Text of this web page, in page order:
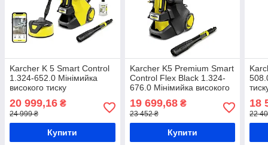
Karcher K 5 Smart Control
1.324-652.0 Мінімийка
високого тиску
20 999,16 ₴
24 999 ₴
Купити
Karcher K5 Premium Smart
Control Flex Black 1.324-
676.0 Мінімийка високого
тиску
19 699,68₴
23 452 ₴
Купити
18
22